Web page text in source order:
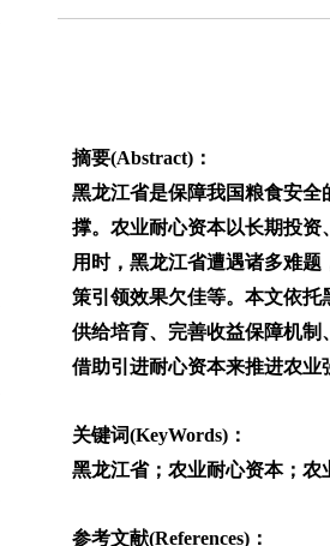
摘要(Abstract)：
黑龙江省是保障我国粮食安
撑。农业耐心资本以长期投
用时，黑龙江省遭遇诸多难
策引领效果欠佳等。本文依
供给培育、完善收益保障机
借助引进耐心资本来推进农业
关键词(KeyWords)：
黑龙江省；农业耐心资本；
参考文献(References)：